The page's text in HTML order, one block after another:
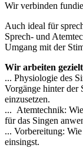
Wir verbinden
Auch ideal für
Sprech- und
Umgang mit der
Wir arbeiten
... Physiologie des
Vorgänge hinter der
einzusetzen.
... Atemtechnik:
für das Singen
... Vorbereitung:
einsingst.